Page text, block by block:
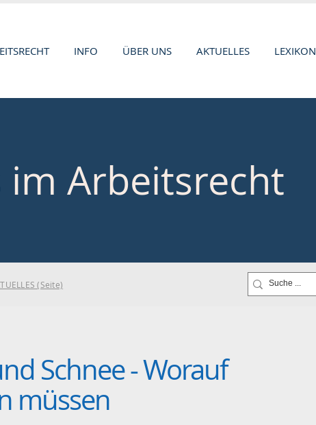
INFO ÜBER UNS AKTUELLES LEXIKON
im Arbeitsrecht
(Seite)
Schnee - Worauf
müssen